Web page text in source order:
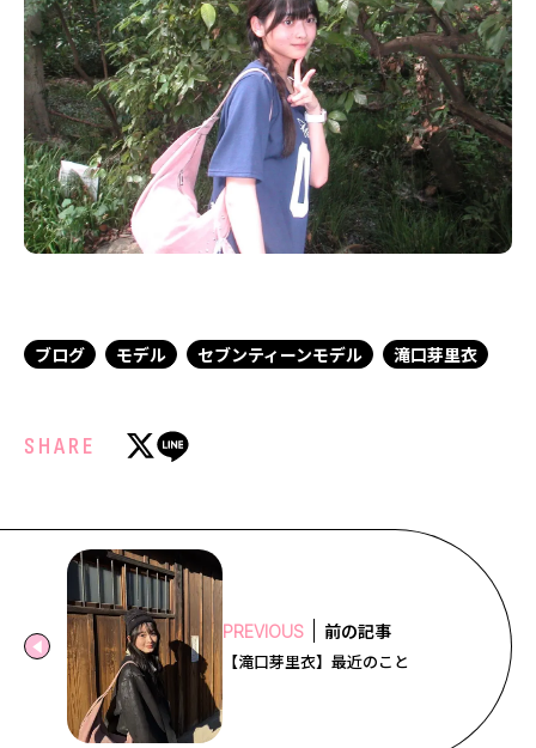
ブログ モデル セブンティーンモデル 滝口芽里衣
SHARE
PREVIOUS 前の記事
【滝口芽里衣】最近のこと